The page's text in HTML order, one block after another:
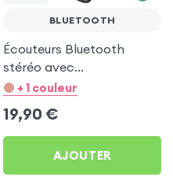
BLUETOOTH
Écouteurs Bluetooth
stéréo avec
télécommande, anti-
+ 1 couleur
19,90 €
AJOUTER